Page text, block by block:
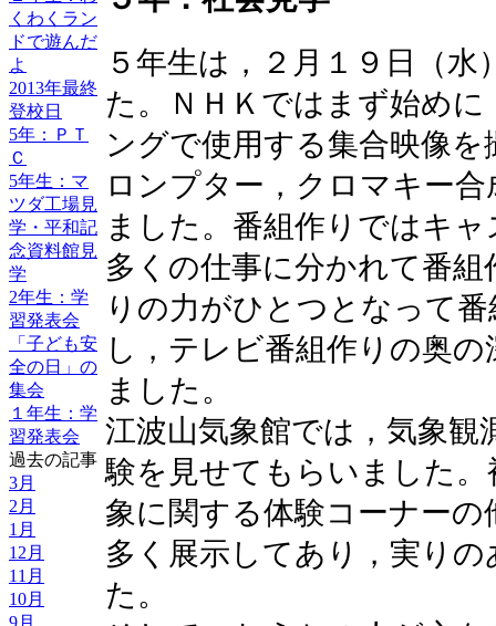
くわくラン
ドで遊んだ
よ
2013年最終
登校日
5年：ＰＴ
Ｃ
5年生：マ
ツダ工場見
学・平和記
念資料館見
学
2年生：学
習発表会
「子ども安
全の日」の
集会
１年生：学
習発表会
過去の記事
3月
2月
1月
12月
11月
10月
9月
５年生は，２月１９日（
た。ＮＨＫではまず始め
ングで使用する集合映像
ロンプター，クロマキー
ました。番組作りではキ
多くの仕事に分かれて番
りの力がひとつとなって
し，テレビ番組作りの奥
ました。
江波山気象館では，気象
験を見せてもらいました
象に関する体験コーナー
多く展示してあり，実り
た。